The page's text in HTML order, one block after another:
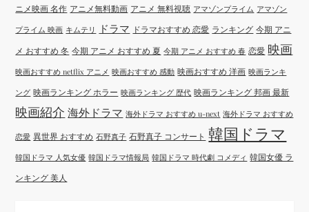
ニメ映画 名作 アニメ無料動画 アニメ 無料視聴 アマゾンプライム アマゾン
プライム 映画 キムテリ ドラマ ドラマおすすめ 恋愛 ランキング 今期 アニ
メ おすすめ 冬 今期 アニメ おすすめ 夏 今期 アニメ おすすめ 春 恋愛 映画
映画おすすめ netflix アニメ 映画おすすめ 感動 映画おすすめ 洋画 映画ランキ
ング 映画ランキング ホラー 映画ランキング 歴代 映画ランキング 邦画 最新
映画紹介 海外ドラマ 海外ドラマ おすすめ u-next 海外ドラマ おすすめ
恋愛 異世界 おすすめ 石野真子 石野真子 コンサート 韓国ドラマ
韓国ドラマ 人気女優 韓国ドラマ情報局 韓国ドラマ 時代劇 コメディ 韓国女優 ラ
ンキング 美人